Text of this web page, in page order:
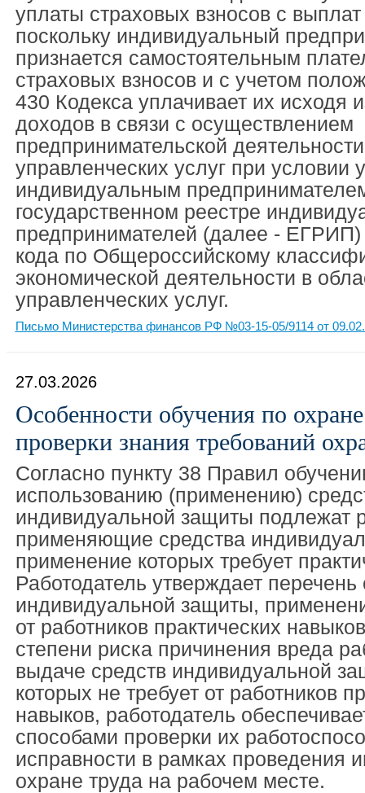
уплаты страховых взносов с выплат
поскольку индивидуальный
признается самостоятельным
страховых взносов и с учетом
430 Кодекса уплачивает их исходя
доходов в связи с осуществлением
предпринимательской
управленческих услуг при условии
индивидуальным
государственном реестре
предпринимателей (далее - ЕГРИП)
кода по Общероссийскому
экономической деятельности в
управленческих услуг.
Письмо Министерства финансов РФ №03-15-05/9114 от
27.03.2026
Особенности обучения по
проверки знания требований
Согласно пункту 38 Правил
использованию (применению)
индивидуальной защиты подлежат
применяющие средства
применение которых требует
Работодатель утверждает перечень
индивидуальной защиты,
от работников практических
степени риска причинения вреда
выдаче средств индивидуальной
которых не требует от работников
навыков, работодатель
способами проверки их
исправности в рамках проведения
охране труда на рабочем месте.